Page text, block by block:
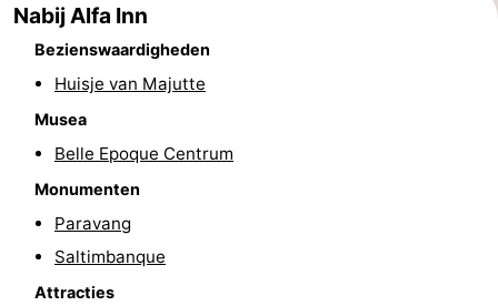
Uitkijkpunten
Attracties
Rondvaarten
Boerderijen
Speeltuinen
Binnenspeeltuinen
Nabij Alfa Inn
Bezienswaardigheden
Huisje van Majutte
Musea
Belle Epoque Centrum
Monumenten
Paravang
Saltimbanque
Attracties